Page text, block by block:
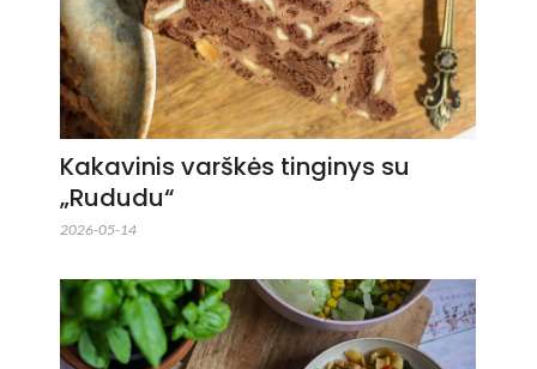
Kakavinis varškės tinginys su
„Rududu“
2026-05-14